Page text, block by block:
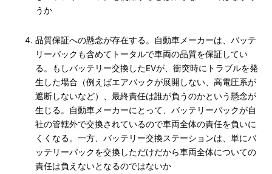
うか
品質保証への懸念が存在する。自動車メーカーは、バッテ
リーパックも含めてトータルで車両の品質を保証してい
る。もしバッテリー交換したEVが、衝突時にトラブルを発
生した場合（例えばエアバックが展開しない、高電圧系が
遮断しないなど）、最終責任は誰が負うのかという懸念が
生じる。自動車メーカーにとって、バッテリーパックが自
社の管轄外で交換されているので車両全体の責任を負いに
くくなる。一方、バッテリー交換ステーションは、単にバ
ッテリーパックを交換しただけだから車両全体についての
責任は負えないとなるのではないか